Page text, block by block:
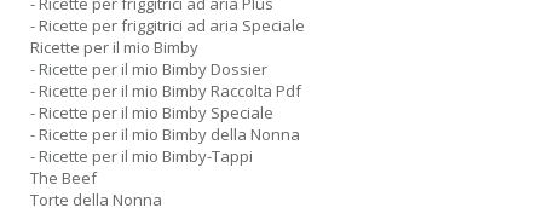
- Ricette per friggitrici ad aria Speciale
Ricette per il mio Bimby
- Ricette per il mio Bimby Dossier
- Ricette per il mio Bimby Raccolta Pdf
- Ricette per il mio Bimby Speciale
- Ricette per il mio Bimby della Nonna
- Ricette per il mio Bimby-Tappi
The Beef
Torte della Nonna